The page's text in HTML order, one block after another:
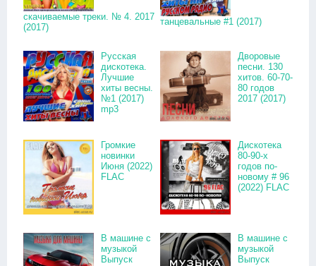
скачиваемые треки. № 4. 2017
(2017)
танцевальные #1 (2017)
Русская
дискотека.
Лучшие
хиты весны.
№1 (2017)
mp3
Дворовые
песни. 130
хитов. 60-70-
80 годов
2017 (2017)
Громкие
новинки
Июня (2022)
FLAC
Дискотека
80-90-х
годов по-
новому # 96
(2022) FLAC
В машине с
музыкой
Выпуск
В машине с
музыкой
Выпуск